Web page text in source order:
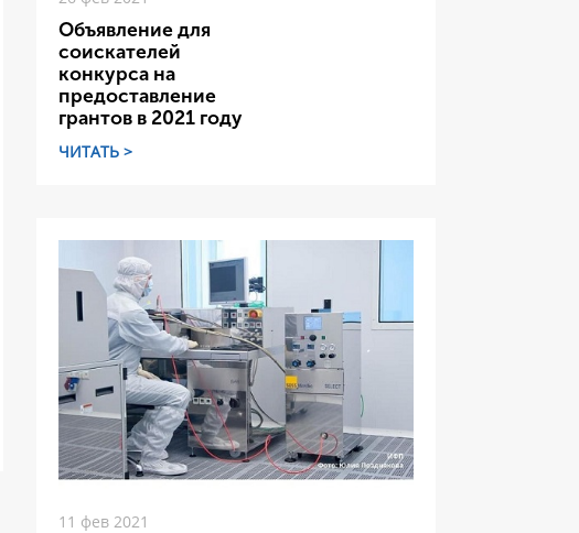
Объявление для
соискателей
конкурса на
предоставление
грантов в 2021 году
ЧИТАТЬ >
11 фев 2021